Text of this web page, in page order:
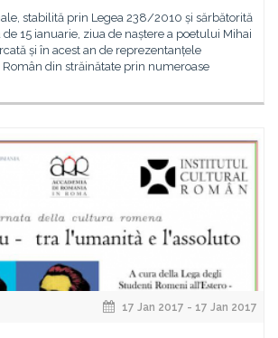
stabilită prin Legea 238/2010 și sărbătorită
15 ianuarie, ziua de naștere a poetului Mihai
și în acest an de reprezentanțele
din străinătate prin numeroase
17 Jan 2017 - 17 Jan 2017